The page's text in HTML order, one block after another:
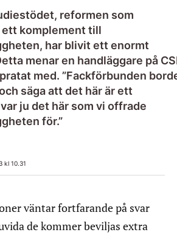
reformen som
ett komplement till
har blivit ett enormt
menar en handläggare på
med. ”Fackförbunden
säga att det här är ett
ju det här som vi offrade
för.”
kl 10.31
väntar fortfarande på svar
de kommer beviljas extra